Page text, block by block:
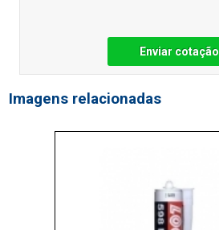
Enviar cotação
Imagens relacionadas